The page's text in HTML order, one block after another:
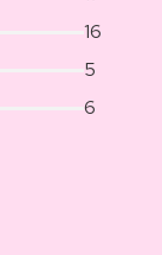
16
5
6